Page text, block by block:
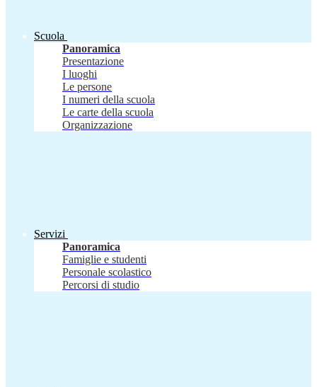
Scuola
Panoramica
Presentazione
I luoghi
Le persone
I numeri della scuola
Le carte della scuola
Organizzazione
Servizi
Panoramica
Famiglie e studenti
Personale scolastico
Percorsi di studio